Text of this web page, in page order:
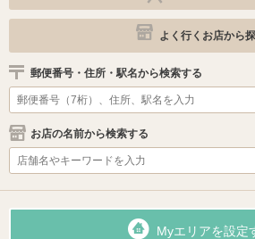
よく行くお店から
郵便番号・住所・駅名から検索する
お店の名前から検索する
Myエリアを設定